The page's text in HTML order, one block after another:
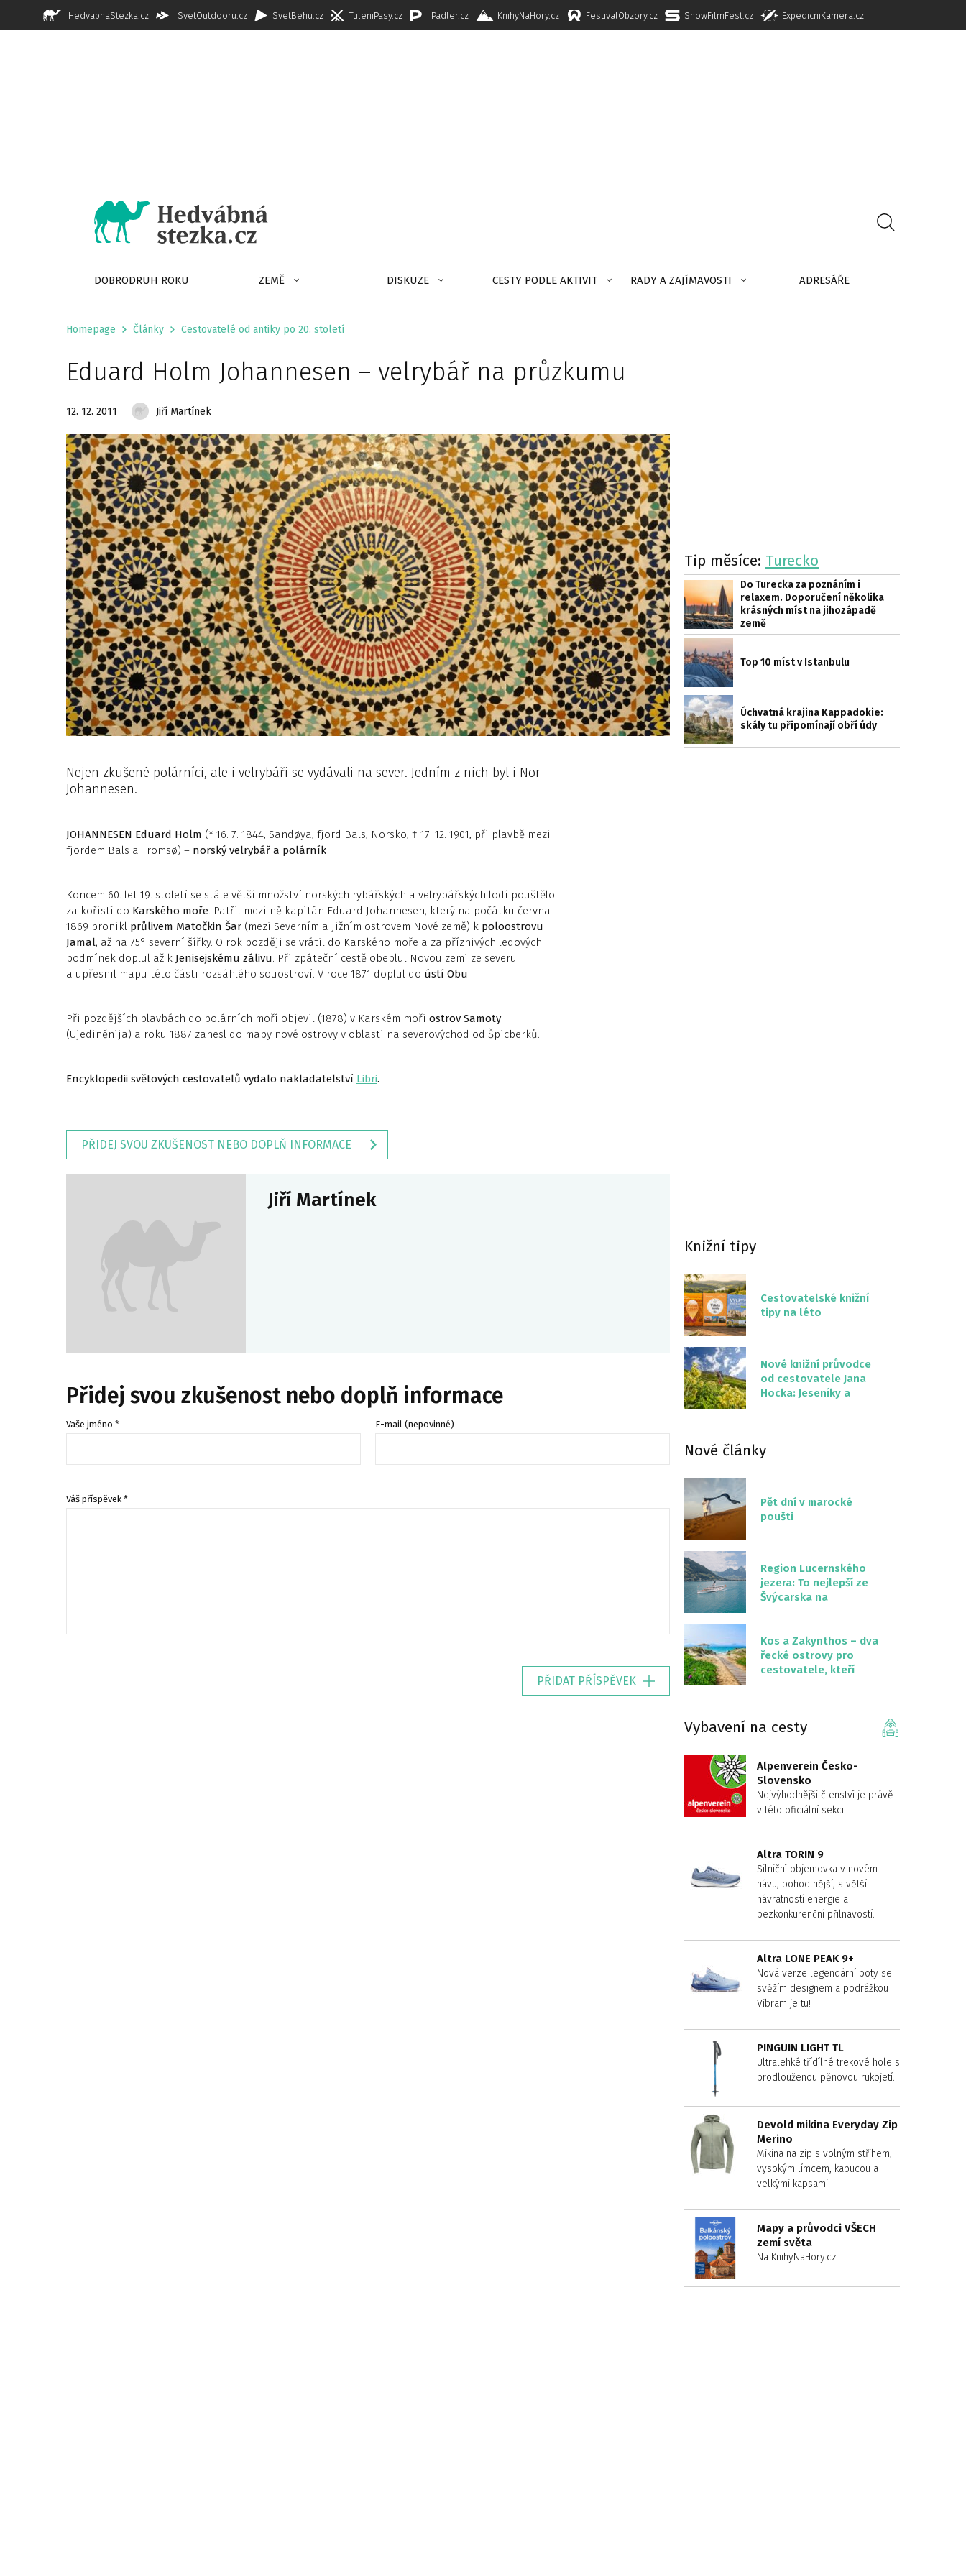
HedvabnaStezka.cz SvetOutdooru.cz SvetBehu.cz TuleniPasy.cz Padler.cz KnihyNaHory.cz FestivalObzory.cz SnowFilmFest.cz ExpedicniKamera.cz
DOBRODRUH ROKU ZEMĚ DISKUZE CESTY PODLE AKTIVIT RADY A ZAJÍMAVOSTI ADRESÁŘE
Homepage Články Cestovatelé od antiky po 20. století
Eduard Holm Johannesen – velrybář na průzkumu
12. 12. 2011 Jiří Martínek
Nejen zkušené polárníci, ale i velrybáři se vydávali na sever. Jedním z nich byl i Nor
Johannesen.
JOHANNESEN Eduard Holm (* 16. 7. 1844, Sandøya, fjord Bals, Norsko, † 17. 12. 1901, při plavbě mezi
fjordem Bals a Tromsø) – norský velrybář a polárník
Koncem 60. let 19. století se stále větší množství norských rybářských a velrybářských lodí pouštělo
za kořistí do Karského moře. Patřil mezi ně kapitán Eduard Johannesen, který na počátku června
1869 pronikl průlivem Matočkin Šar (mezi Severním a Jižním ostrovem Nové země) k poloostrovu
Jamal, až na 75° severní šířky. O rok později se vrátil do Karského moře a za příznivých ledových
podmínek doplul až k Jenisejskému zálivu. Při zpáteční cestě obeplul Novou zemi ze severu
a upřesnil mapu této části rozsáhlého souostroví. V roce 1871 doplul do ústí Obu.
Při pozdějších plavbách do polárních moří objevil (1878) v Karském moři ostrov Samoty
(Ujediněnija) a roku 1887 zanesl do mapy nové ostrovy v oblasti na severovýchod od Špicberků.
Encyklopedii světových cestovatelů vydalo nakladatelství Libri.
PŘIDEJ SVOU ZKUŠENOST NEBO DOPLŇ INFORMACE
Jiří Martínek
Přidej svou zkušenost nebo doplň informace
Vaše jméno * E-mail (nepovinné)
Váš příspěvek *
PŘIDAT PŘÍSPĚVEK
Tip měsíce: Turecko
Do Turecka za poznáním i
relaxem. Doporučení několika
krásných míst na jihozápadě
země
Top 10 míst v Istanbulu
Úchvatná krajina Kappadokie:
skály tu připomínají obří údy
Knižní tipy
Cestovatelské knižní
tipy na léto
Nové knižní průvodce
od cestovatele Jana
Hocka: Jeseníky a
Nové články
Pět dní v marocké
poušti
Region Lucernského
jezera: To nejlepší ze
Švýcarska na
Kos a Zakynthos – dva
řecké ostrovy pro
cestovatele, kteří
Vybavení na cesty
Alpenverein Česko-
Slovensko
Nejvýhodnější členství je právě
v této oficiální sekci
Altra TORIN 9
Silniční objemovka v novém
hávu, pohodlnější, s větší
návratností energie a
bezkonkurenční přilnavostí.
Altra LONE PEAK 9+
Nová verze legendární boty se
svěžím designem a podrážkou
Vibram je tu!
PINGUIN LIGHT TL
Ultralehké třídílné trekové hole s
prodlouženou pěnovou rukojetí.
Devold mikina Everyday Zip
Merino
Mikina na zip s volným střihem,
vysokým límcem, kapucou a
velkými kapsami.
Mapy a průvodci VŠECH
zemí světa
Na KnihyNaHory.cz